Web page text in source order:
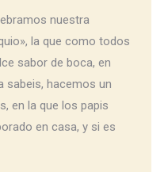
nuestra
la que como todos
sabor de boca, en
sabeis, hacemos un
en la que los papis
en casa, y si es